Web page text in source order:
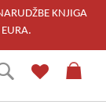
KNJIGA
Traži